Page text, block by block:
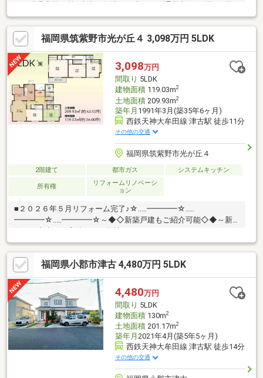
トイレ有■駐車場スペース：2台可■敷地面積：約81坪の広々物
件！
福岡県筑紫野市光が丘４ 3,098万円 5LDK
3,098万円
間取り 5LDK
建物面積119.03m2
土地面積209.93m2
築年月 1991年3月(築35年6ヶ月)
西鉄天神大牟田線 津古駅 徒歩11分
その他の交通
福岡県筑紫野市光が丘４
2階建て 都市ガス システムキッチン
所有権
リフォームリノベーシ
ョン
■２０２６年５月リフォーム完了♪☆‥…━━━━☆‥…
━━━━☆‥…━━━━☆～◆◇新築戸建もご紹介可能◇◆～新
リット・デメリットを把握し、じっくり比較検討することができ
ます♪内見したい物件をツアー形式でまわることも可能♪お住み替
え相談も承ります♪☆‥…━━━━☆‥…━━━━☆‥…━━━━☆◆
ご内覧は土日祝・当日も対応可能♪◆頭金０円ＯＫ！◆追加リフ
ォームもワンストップで承ります♪◆“借りれる額”と“無理なく返
せる額”は違う！◆住宅ローンアドバイザーが最適な返済計画をご
提案♪
福岡県小郡市津古 4,480万円 5LDK
4,480万円
間取り 5LDK
建物面積130m2
土地面積201.17m2
築年月 2021年4月(築5年5ヶ月)
西鉄天神大牟田線 津古駅 徒歩14分
その他の交通